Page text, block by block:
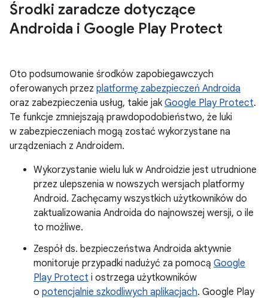
Środki zaradcze dotyczące
Androida i Google Play Protect
Oto podsumowanie środków zapobiegawczych
oferowanych przez platformę zabezpieczeń Androida
oraz zabezpieczenia usług, takie jak Google Play Protect.
Te funkcje zmniejszają prawdopodobieństwo, że luki
w zabezpieczeniach mogą zostać wykorzystane na
urządzeniach z Androidem.
Wykorzystanie wielu luk w Androidzie jest utrudnione
przez ulepszenia w nowszych wersjach platformy
Android. Zachęcamy wszystkich użytkowników do
zaktualizowania Androida do najnowszej wersji, o ile
to możliwe.
Zespół ds. bezpieczeństwa Androida aktywnie
monitoruje przypadki nadużyć za pomocą Google
Play Protect i ostrzega użytkowników
o potencjalnie szkodliwych aplikacjach. Google Play